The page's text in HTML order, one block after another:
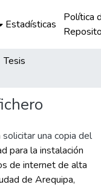
Estadísticas
Política
Tesis
una copia del
para la instalación
de internet de alta
de Arequipa,